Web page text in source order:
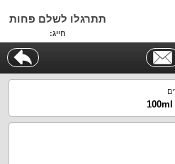
תתרגלו לשלם פחות
חייג: